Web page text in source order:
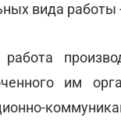
вида работы
им